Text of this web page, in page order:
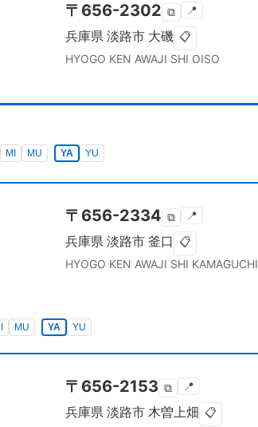
〒 656-2302 ⧉ 📍
兵庫県 淡路市 大磯 📋
HYOGO KEN AWAJI SHI OISO
MI MU YA YU
〒 656-2334 ⧉ 📍
兵庫県 淡路市 釜口 📋
HYOGO KEN AWAJI SHI KAMAGUCHI
MU YA YU
〒 656-2153 ⧉ 📍
兵庫県 淡路市 木曽上畑 📋